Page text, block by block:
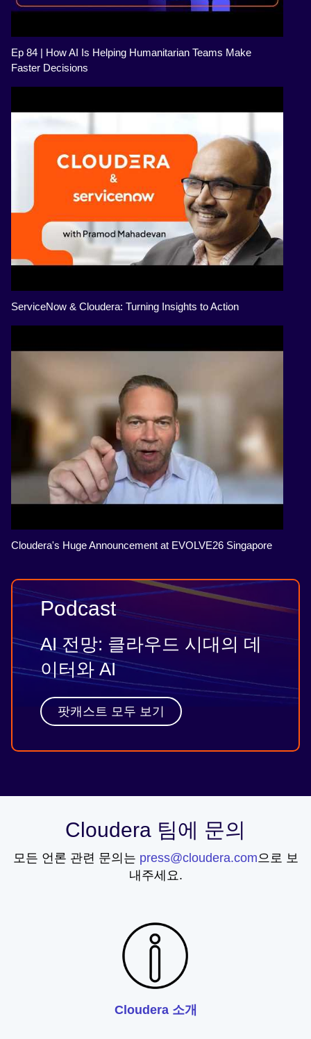
Ep 84 | How AI Is Helping Humanitarian Teams Make
Faster Decisions
ServiceNow & Cloudera: Turning Insights to Action
Cloudera's Huge Announcement at EVOLVE26 Singapore
Podcast
AI 전망: 클라우드 시대의 데
이터와 AI
팟캐스트 모두 보기
Cloudera 팀에 문의
모든 언론 관련 문의는 press@cloudera.com으로 보
내주세요.
Cloudera 소개